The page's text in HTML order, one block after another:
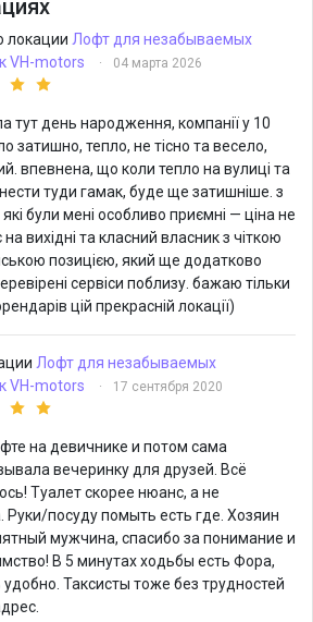
локации Лофт для незабываемых
VH-motors
· 04 марта 2026
тут день народження, компанії у 10
затишно, тепло, не тісно та весело,
впевнена, що коли тепло на вулиці та
туди гамак, буде ще затишніше. з
були мені особливо приємні — ціна не
вихідні та класний власник з чіткою
позицією, який ще додатково
сервіси поблизу. бажаю тільки
цій прекрасній локації)
Лофт для незабываемых
VH-motors
· 17 сентября 2020
на девичнике и потом сама
вечеринку для друзей. Всё
Туалет скорее нюанс, а не
Руки/посуду помыть есть где. Хозяин
мужчина, спасибо за понимание и
В 5 минутах ходьбы есть Фора,
удобно. Таксисты тоже без трудностей